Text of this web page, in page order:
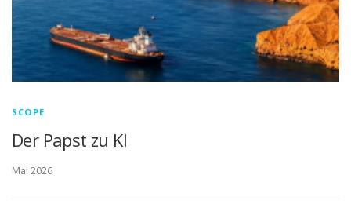
SCOPE
Der Papst zu KI
Mai 2026